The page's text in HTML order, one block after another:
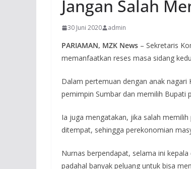
Jangan Salah
30 Juni 2020 admin
PARIAMAN, MZK News – Sekretaris
memanfaatkan reses masa sidang
Dalam pertemuan dengan anak
pemimpin Sumbar dan memilih Bupati
Ia juga mengatakan, jika salah
ditempat, sehingga perekonomian
Nurnas berpendapat, selama ini
padahal banyak peluang untuk bisa